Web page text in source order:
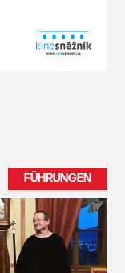
FÜHRUNGEN